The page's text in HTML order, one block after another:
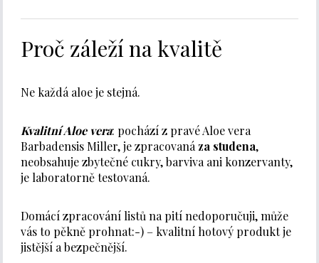
Proč záleží na kvalitě
Ne každá aloe je stejná.
Kvalitní Aloe vera: pochází z pravé Aloe vera
Barbadensis Miller, je zpracovaná za studena,
neobsahuje zbytečné cukry, barviva ani konzervanty,
je laboratorně testovaná.
Domácí zpracování listů na pití nedoporučuji, může
vás to pěkně prohnat:-) – kvalitní hotový produkt je
jistější a bezpečnější.